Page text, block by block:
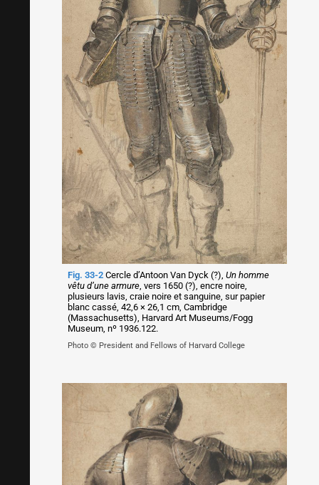
Fig. 33-2 Cercle d’Antoon Van Dyck (?),Un homme
vêtu d’une armure, vers 1650 (?), encre noire,
plusieurs lavis, craie noire et sanguine, sur papier
blanc cassé, 42,6 × 26,1 cm, Cambridge
(Massachusetts), Harvard Art Museums/Fogg
Museum, nº 1936.122.
Photo © President and Fellows of Harvard College